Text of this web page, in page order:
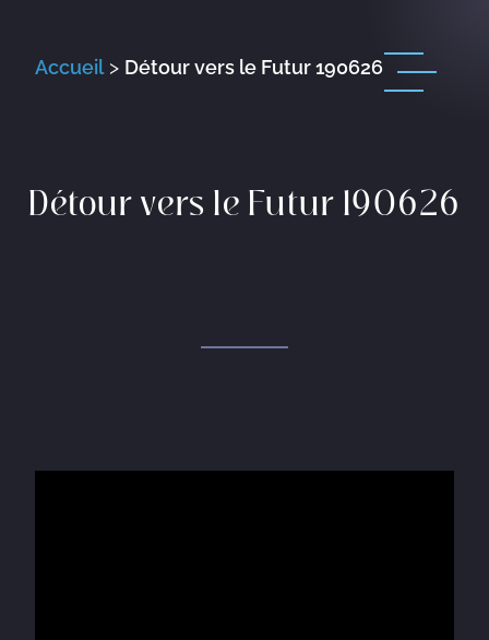
Accueil> Détour vers le Futur 190626
Détour vers le Futur 190626